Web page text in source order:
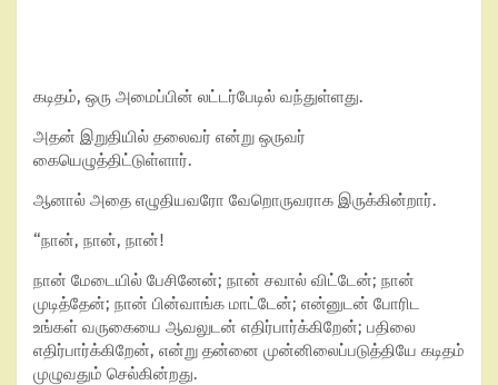
கடிதம், ஒரு அமைப்பின் லட்டர்பேடில் வந்துள்ளது.
அதன் இறுதியில் தலைவர் என்று ஒருவர்
கையெழுத்திட்டுள்ளார்.
ஆனால் அதை எழுதியவரோ வேறொருவராக இருக்கின்றார்.
“நான், நான், நான்!
நான் மேடையில் பேசினேன்; நான் சவால் விட்டேன்; நான்
முடித்தேன்; நான் பின்வாங்க மாட்டேன்; என்னுடன் போரிட
உங்கள் வருகையை ஆவலுடன் எதிர்பார்க்கிறேன்; பதிலை
எதிர்பார்க்கிறேன், என்று தன்னை முன்னிலைப்படுத்தியே கடிதம்
முழுவதும் செல்கின்றது.